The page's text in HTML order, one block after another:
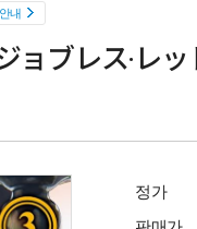
수준별베스트
내
ブレス·レ
정가